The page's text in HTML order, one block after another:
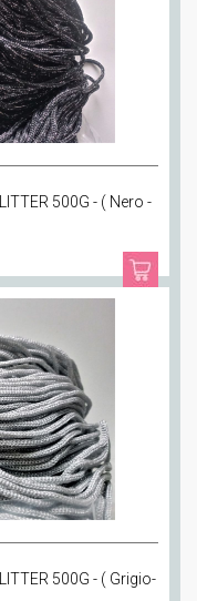
500G - ( Nero -
500G - ( Grigio-